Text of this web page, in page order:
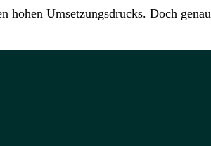
Umsetzungsdrucks. Doch